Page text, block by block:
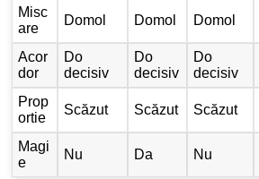
Misc
are
Domol Domol Domol
Acor
dor
Do
decisiv
Do
decisiv
Do
decisiv
Prop
ortie
Scăzut Scăzut Scăzut
Magi
e
Nu Da Nu